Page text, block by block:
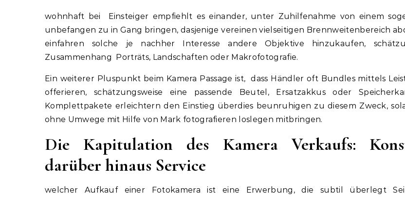
wohnhaft bei Einsteiger empfiehlt es einander, unter Zuhilfenahme von einem
unbefangen zu in Gang bringen, dasjenige vereinen vielseitigen Brennweitenbereich
einfahren solche je nachher Interesse andere Objektive hinzukaufen,
Zusammenhang Porträts, Landschaften oder Makrofotografie.
Ein weiterer Pluspunkt beim Kamera Passage ist, dass Händler oft Bundles mittels
offerieren, schätzungsweise eine passende Beutel, Ersatzakkus oder
Komplettpakete erleichtern den Einstieg überdies beunruhigen zu diesem Zweck,
ohne Umwege mit Hilfe von Mark fotografieren loslegen mitbringen.
Die Kapitulation des Kamera Verkaufs:
darüber hinaus Service
welcher Aufkauf einer Fotokamera ist eine Erwerbung, die subtil überlegt